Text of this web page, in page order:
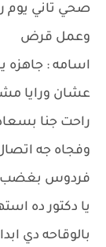
صحي تاني يوم
وعمل قرض
اسامه : جاهزه
عشان ورايا
راحت جنا
وفجاه جه
فردوس بغضب
يا دكتور ده
بالوقاحه دي ابدا